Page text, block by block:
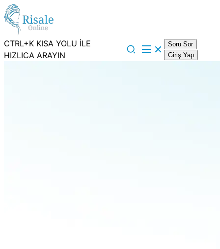
CTRL+K KISA YOLU İLE
HIZLICA ARAYIN
Soru Sor
Giriş Yap